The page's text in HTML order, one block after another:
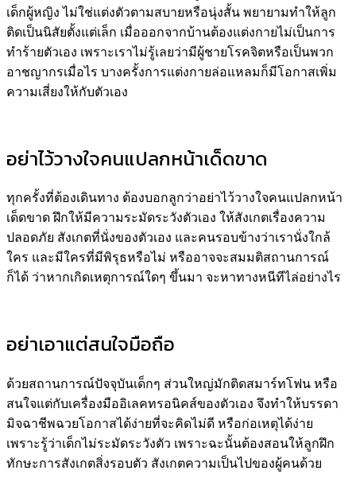
เด็กผู้หญิง ไม่ใช่แต่งตัวตามสบายหรือนุ่งสั้น พยายามทำให้ลูก
ติดเป็นนิสัยตั้งแต่เล็ก เมื่อออกจากบ้านต้องแต่งกายไม่เป็นการ
ทำร้ายตัวเอง เพราะเราไม่รู้เลยว่ามีผู้ชายโรคจิตหรือเป็นพวก
อาชญากรเมื่อไร บางครั้งการแต่งกายล่อแหลมก็มีโอกาสเพิ่ม
ความเสี่ยงให้กับตัวเอง
อย่าไว้วางใจคนแปลกหน้าเด็ดขาด
ทุกครั้งที่ต้องเดินทาง ต้องบอกลูกว่าอย่าไว้วางใจคนแปลกหน้า
เด็ดขาด ฝึกให้มีความระมัดระวังตัวเอง ให้สังเกตเรื่องความ
ปลอดภัย สังเกตที่นั่งของตัวเอง และคนรอบข้างว่าเรานั่งใกล้
ใคร และมีใครที่มีพิรุธหรือไม่ หรืออาจจะสมมติสถานการณ์
ก็ได้ ว่าหากเกิดเหตุการณ์ใดๆ ขึ้นมา จะหาทางหนีทีไล่อย่างไร
อย่าเอาแต่สนใจมือถือ
ด้วยสถานการณ์ปัจจุบันเด็กๆ ส่วนใหญ่มักติดสมาร์ทโฟน หรือ
สนใจแต่กับเครื่องมืออิเลคทรอนิคส์ของตัวเอง จึงทำให้บรรดา
มิจฉาชีพฉวยโอกาสได้ง่ายที่จะคิดไม่ดี หรือก่อเหตุได้ง่าย
เพราะรู้ว่าเด็กไม่ระมัดระวังตัว เพราะฉะนั้นต้องสอนให้ลูกฝึก
ทักษะการสังเกตสิ่งรอบตัว สังเกตความเป็นไปของผู้คนด้วย